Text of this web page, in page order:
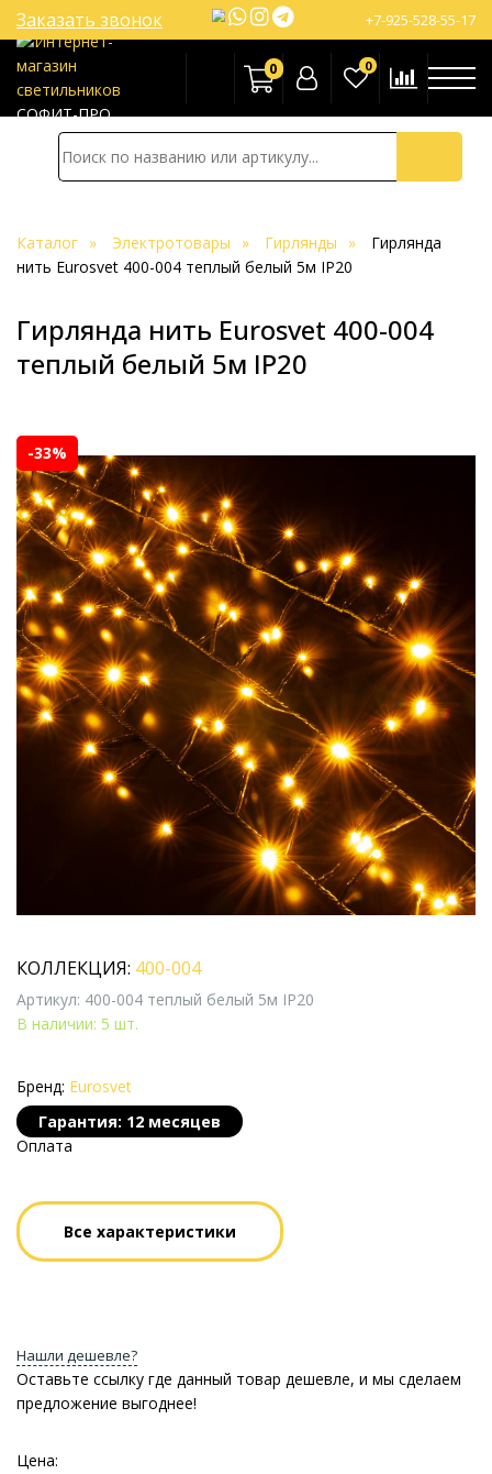
СОФИТ-ПРО
+7-925-528-55-17
Заказать звонок
0 0
Каталог Электротовары Гирлянды
Гирлянда
нить Eurosvet 400-004 теплый белый 5м IP20
Гирлянда нить Eurosvet 400-004
теплый белый 5м IP20
-33%
КОЛЛЕКЦИЯ: 400-004
Артикул: 400-004 теплый белый 5м IP20
В наличии: 5 шт.
Бренд: Eurosvet
Гарантия: 12 месяцев
Оплата
Все характеристики
Нашли дешевле?
Оставьте ссылку где данный товар дешевле, и мы сделаем
предложение выгоднее!
Цена: